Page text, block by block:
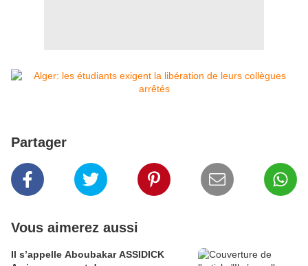
Partager
Vous aimerez aussi
Il s’appelle Aboubakar ASSIDICK